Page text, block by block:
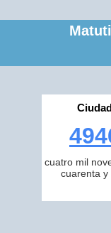
cuatro mil
cuarenta y